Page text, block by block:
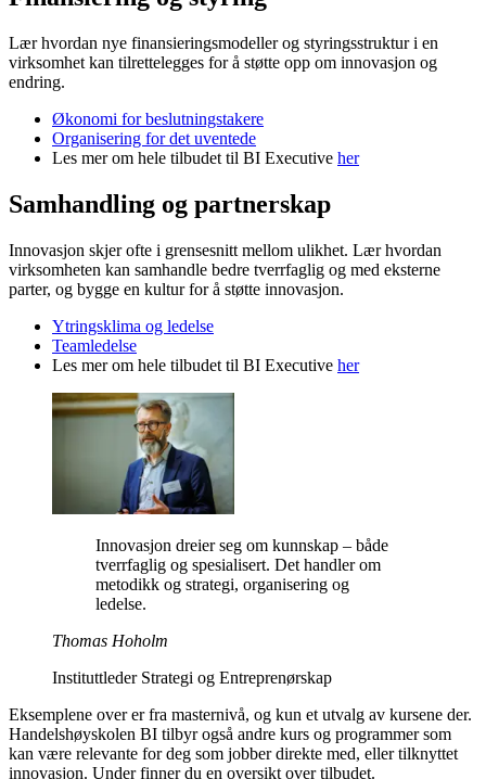
Lær hvordan nye finansieringsmodeller og styringsstruktur i en
virksomhet kan tilrettelegges for å støtte opp om innovasjon og
endring.
Økonomi for beslutningstakere
Organisering for det uventede
Les mer om hele tilbudet til BI Executive her
Samhandling og partnerskap
Innovasjon skjer ofte i grensesnitt mellom ulikhet. Lær hvordan
virksomheten kan samhandle bedre tverrfaglig og med eksterne
parter, og bygge en kultur for å støtte innovasjon.
Ytringsklima og ledelse
Teamledelse
Les mer om hele tilbudet til BI Executive her
Innovasjon dreier seg om kunnskap – både
tverrfaglig og spesialisert. Det handler om
metodikk og strategi, organisering og
ledelse.
Thomas Hoholm
Instituttleder Strategi og Entreprenørskap
Eksemplene over er fra masternivå, og kun et utvalg av kursene der.
Handelshøyskolen BI tilbyr også andre kurs og programmer som
kan være relevante for deg som jobber direkte med, eller tilknyttet
innovasjon. Under finner du en oversikt over tilbudet.